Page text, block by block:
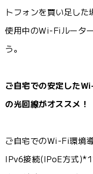
トフォンを買い足し
使用中のWi-Fiルータ
う。
ご自宅での安定した
の光回線がオススメ！
ご自宅でのWi-Fi環境
IPv6接続(IPoE方式